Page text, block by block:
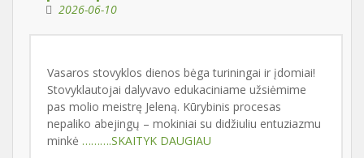
2026-06-10
Vasaros stovyklos dienos bėga turiningai ir įdomiai!
Stovyklautojai dalyvavo edukaciniame užsiėmime
pas molio meistrę Jeleną. Kūrybinis procesas
nepaliko abejingų – mokiniai su didžiuliu entuziazmu
minkė ……….SKAITYK DAUGIAU